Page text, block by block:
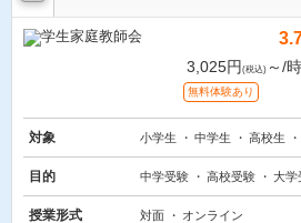
3,025円 (税込) ～/
無料体験あり
対象 小学生 中学生 高校生
目的 中学受験 高校受験 大学
授業形式 対面 オンライン